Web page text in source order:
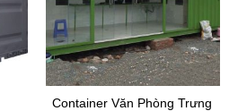
Container Văn Phòng Trưng